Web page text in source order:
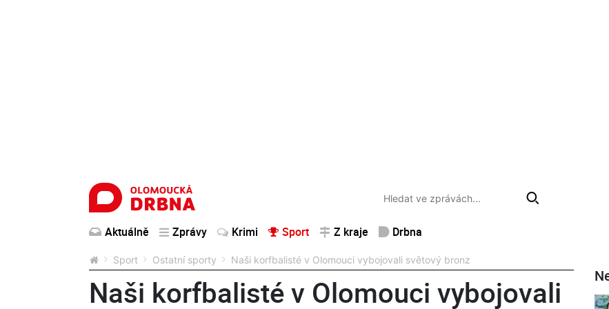
Aktuálně Zprávy Krimi Sport Z kraje Drbna
Sport Ostatní sporty Naši korfbalisté v Olomouci vybojovali světový bronz
Naši korfbalisté v Olomouci vybojovali